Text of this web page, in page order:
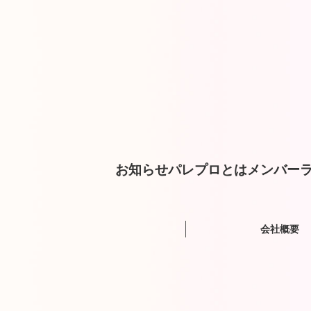
お知らせパレプロとはメンバー
会社概要